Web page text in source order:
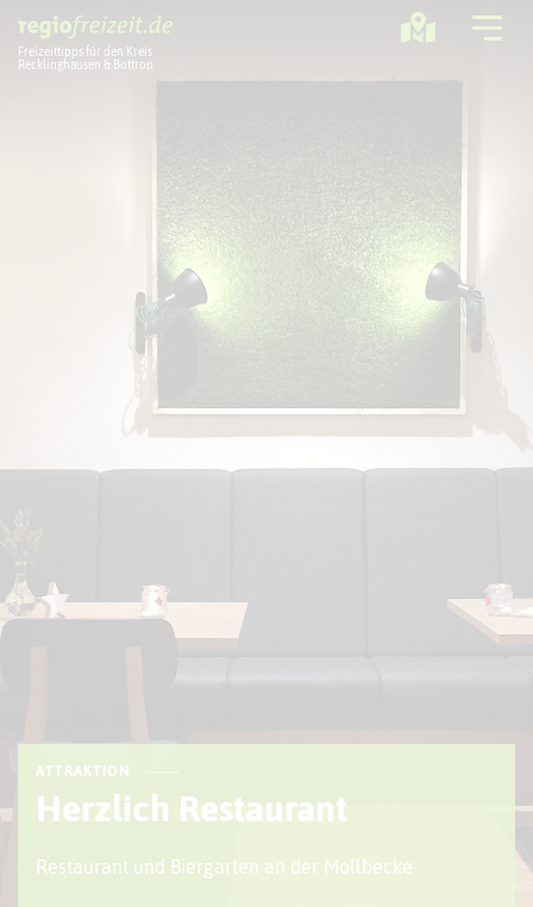
Freizeittipps für den Kreis
Recklinghausen & Bottrop
Sport + Bewegung
Aktuelles
Freizeitregion
ATTRAKTION
Herzlich Restaurant
Restaurant und Biergarten an der Mollbecke